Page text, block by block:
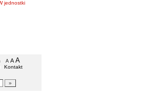
Włocławek
A pomniejsz czcionkę
A standardowy rozmiar czcionki
A
Kontakt